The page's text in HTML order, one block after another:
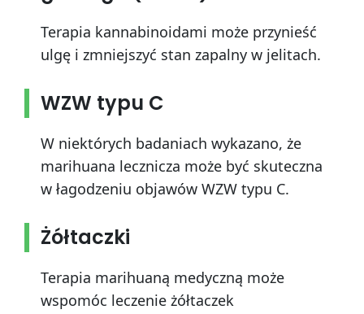
Terapia kannabinoidami może przynieść
ulgę i zmniejszyć stan zapalny w jelitach.
WZW typu C
W niektórych badaniach wykazano, że
marihuana lecznicza może być skuteczna
w łagodzeniu objawów WZW typu C.
Żółtaczki
Terapia marihuaną medyczną może
wspomóc leczenie żółtaczek